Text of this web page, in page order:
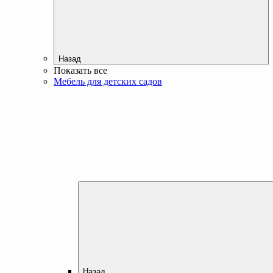
Назад
Показать все
Мебель для детских садов